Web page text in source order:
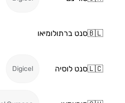
🇧🇱סנט ברתולומיאו
🇱🇨סנט לוסיה Digicel